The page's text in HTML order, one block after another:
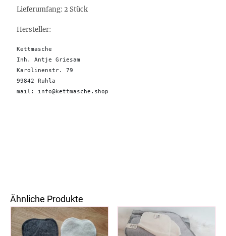
Lieferumfang: 2 Stück
Hersteller:
Kettmasche
Inh. Antje Griesam
Karolinenstr. 79
99842 Ruhla
mail: info@kettmasche.shop
Ähnliche Produkte